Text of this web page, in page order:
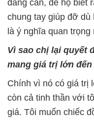
đang cần, để họ biết
chung tay giúp đỡ dù
là ý nghĩa quan trọng
Vì sao chị lại quyết
mang giá trị lớn
Chính vì nó có giá trị
còn cả tinh thần với
giá. Tôi muốn chiếc